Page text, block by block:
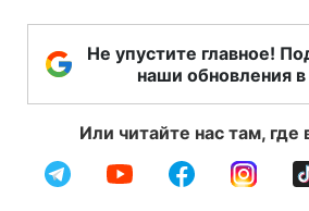
Не упустите главное!
наши обновления
Или читайте нас там, где